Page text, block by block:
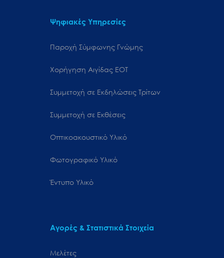
Ψηφιακές Υπηρεσίες
Παροχή Σύμφωνης Γνώμης
Χορήγηση Αιγίδας ΕΟΤ
Συμμετοχή σε Εκδηλώσεις Τρίτων
Συμμετοχή σε Εκθέσεις
Οπτικοακουστικό Υλικό
Φωτογραφικό Υλικό
Έντυπο Υλικό
Αγορές & Στατιστικά Στοιχεία
Μελέτες